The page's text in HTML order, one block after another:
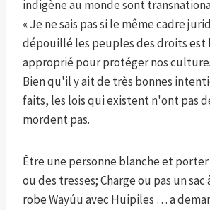
indigène au monde sont
« Je ne sais pas si le même cadre
dépouillé les peuples des droits est
approprié pour protéger nos
Bien qu'il y ait de très bonnes
faits, les lois qui existent n'ont pas
mordent pas.
Être une personne blanche et
ou des tresses; Charge ou pas un sac
robe Wayúu avec Huipiles … a